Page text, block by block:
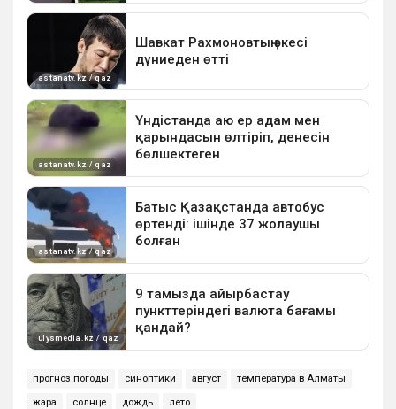
прогноз погоды синоптики август температура в Алматы
жара солнце дождь лето